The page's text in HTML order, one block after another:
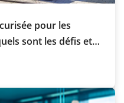
pour les
sont les défis et